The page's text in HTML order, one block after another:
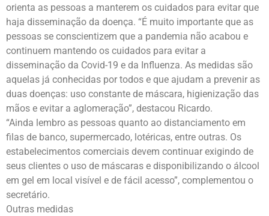
orienta as pessoas a manterem os cuidados para evitar que
haja disseminação da doença. “É muito importante que as
pessoas se conscientizem que a pandemia não acabou e
continuem mantendo os cuidados para evitar a
disseminação da Covid-19 e da Influenza. As medidas são
aquelas já conhecidas por todos e que ajudam a prevenir as
duas doenças: uso constante de máscara, higienização das
mãos e evitar a aglomeração”, destacou Ricardo.
“Ainda lembro as pessoas quanto ao distanciamento em
filas de banco, supermercado, lotéricas, entre outras. Os
estabelecimentos comerciais devem continuar exigindo de
seus clientes o uso de máscaras e disponibilizando o álcool
em gel em local visível e de fácil acesso”, complementou o
secretário.
Outras medidas